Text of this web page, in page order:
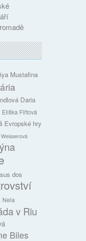
Mustafina
Daria
Eliška Fiřtová
Evropské hry
dos
Nela
v Riu
Biles